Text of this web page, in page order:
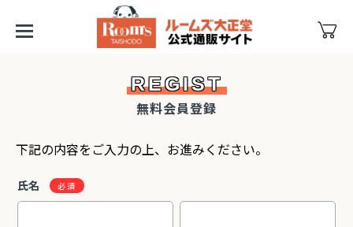
REGIST
無料会員登録
下記の内容をご入力の上、お進みください。
氏名